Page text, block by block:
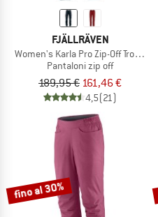
FJÄLLRÄVEN
Women's Karla Pro Zip-Off Trousers
Pantaloni zip off
189,95 € 161,46 €
4,5(21)
fino al 30%